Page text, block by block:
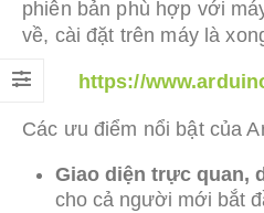
phiên bản phù hợp với
về, cài đặt trên máy là
https://
Các ưu điểm nổi bật của
Giao diện trực quan,
cho cả người mới bắt